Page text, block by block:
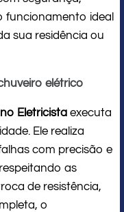
funcionamento ideal
sua residência ou
elétrico
Eletricista executa
Ele realiza
com precisão e
as
de resistência,
o